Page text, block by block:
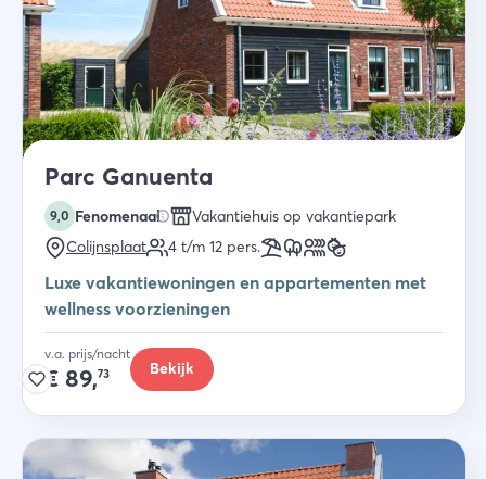
Parc Ganuenta
9,0 Fenomenaal
Vakantiehuis op vakantiepark
Colijnsplaat
4 t/m 12 pers.
Luxe vakantiewoningen en appartementen met
wellness voorzieningen
v.a. prijs/nacht
€ 89,73 Bekijk